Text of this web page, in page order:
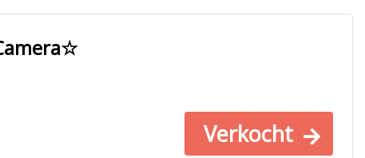
Verkocht